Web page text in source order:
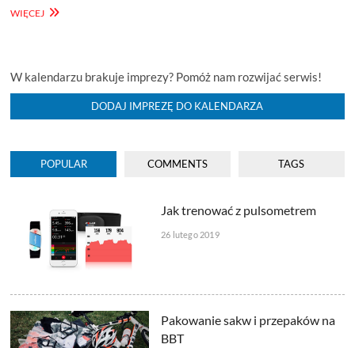
WIĘCEJKRWAWA
W kalendarzu brakuje imprezy? Pomóż nam rozwijać serwis!
DODAJ IMPREZĘ DO KALENDARZA
POPULAR COMMENTS TAGS
Jak trenować z pulsometrem
26 lutego 2019
Pakowanie sakw i przepaków na
BBT